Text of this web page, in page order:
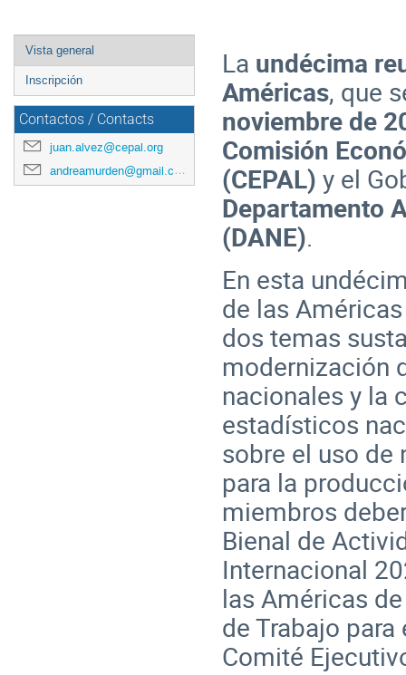
Event
menu
Vista general
Inscripción
Contactos / Contacts
juan.alvez@cepal.org
andreamurden@gmail.com
La undécima
Américas, que
noviembre de
Comisión
(CEPAL) y el
Departamento
(DANE).
En esta
de las
dos temas
modernización
nacionales y la
estadísticos
sobre el uso de
para la
miembros
Bienal de
Internacional
las Américas
de Trabajo
Comité